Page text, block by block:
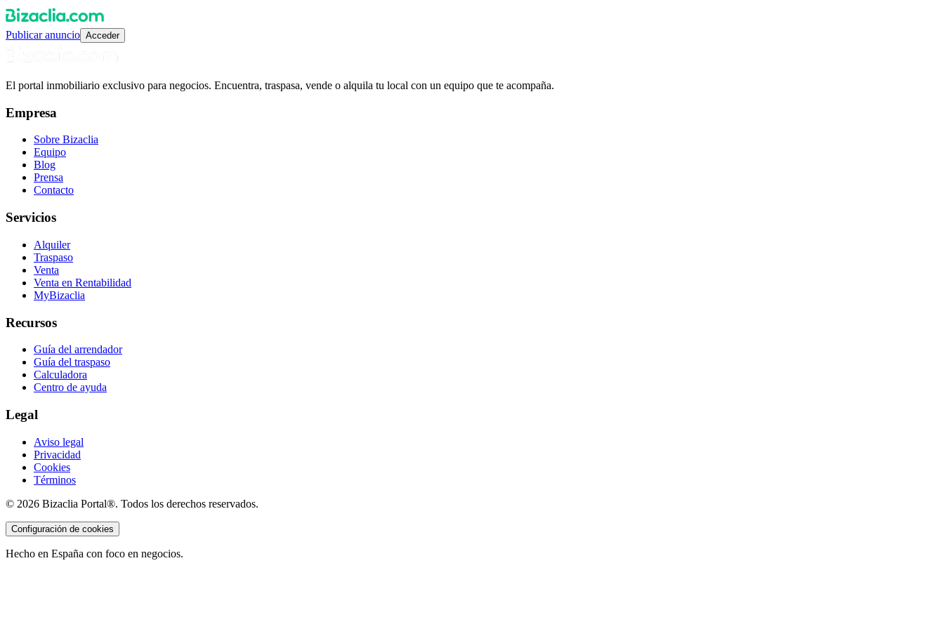
Publicar anuncio Acceder
El portal inmobiliario exclusivo para negocios. Encuentra, traspasa, vende o alquila tu local con un equipo que te acompaña.
Empresa
Sobre Bizaclia
Equipo
Blog
Prensa
Contacto
Servicios
Alquiler
Traspaso
Venta
Venta en Rentabilidad
MyBizaclia
Recursos
Guía del arrendador
Guía del traspaso
Calculadora
Centro de ayuda
Legal
Aviso legal
Privacidad
Cookies
Términos
© 2026 Bizaclia Portal®. Todos los derechos reservados.
Configuración de cookies
Hecho en España con foco en negocios.